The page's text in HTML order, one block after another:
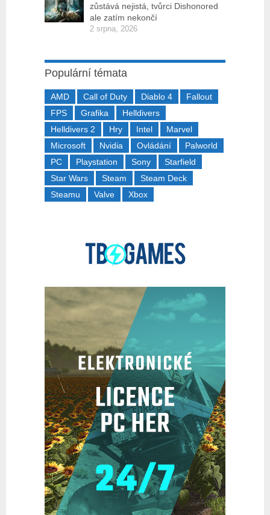
zůstává nejistá, tvůrci Dishonored
ale zatím nekončí
2 srpna, 2026
Populární témata
AMD Call of Duty Diablo 4
Fallout
FPS
Grafika
Helldivers
Helldivers 2
Hry Intel
Marvel
Microsoft
Nvidia Ovládání
Palworld
PC
Playstation Sony
Starfield
Star Wars
Steam
Steam Deck
Steamu
Valve Xbox